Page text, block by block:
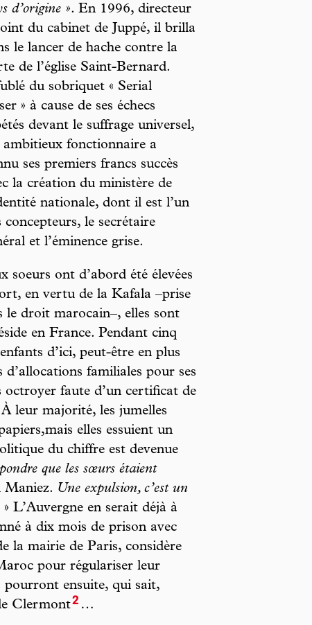
d’origine ». En 1996, directeur
du cabinet de Juppé, il brilla
le lancer de hache contre la
de l’église Saint-Bernard.
du sobriquet « Serial
» à cause de ses échecs
devant le suffrage universel,
ambitieux fonctionnaire a
ses premiers francs succès
la création du ministère de
nationale, dont il est l’un
concepteurs, le secrétaire
et l’éminence grise.
soeurs ont d’abord été élevées
en vertu de la Kafala –prise
le droit marocain–, elles sont
en France. Pendant cinq
d’ici, peut-être en plus
familiales pour ses
octroyer faute d’un certificat de
leur majorité, les jumelles
elles essuient un
du chiffre est devenue
que les sœurs étaient
Maniez. Une expulsion, c’est un
» L’Auvergne en serait déjà à
à dix mois de prison avec
la mairie de Paris, considère
pour régulariser leur
pourront ensuite, qui sait,
Clermont2 …